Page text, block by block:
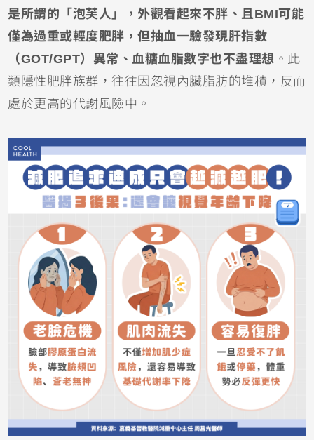
是所謂的「泡芙人」，外觀看起來不胖、且BMI可能
僅為過重或輕度肥胖，但抽血一驗發現肝指數
（GOT/GPT）異常、血糖血脂數字也不盡理想 。此
類隱性肥胖族群，往往因忽視內臟脂肪的堆積，反而
處於更高的代謝風險中。